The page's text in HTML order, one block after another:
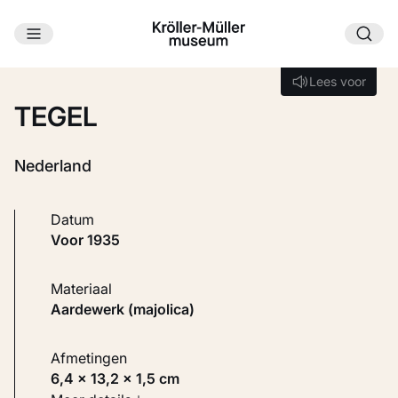
Ga naar hoofdinhoud
Lees voor
Lees voor
TEGEL
Nederland
Datum
voor 1935
Materiaal
Aardewerk (majolica)
Afmetingen
6,4 × 13,2 × 1,5 cm